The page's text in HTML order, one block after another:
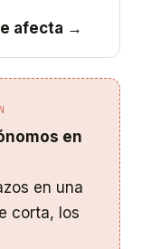
afecta →
en
en una
corta, los